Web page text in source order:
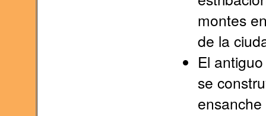
montes
de la
El
se